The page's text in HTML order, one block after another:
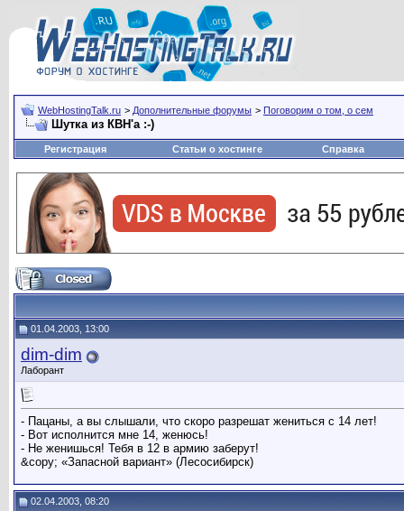
WebHostingTalk.ru > Дополнительные форумы > Поговорим о том, о сем
Шутка из КВН'а :-)
Регистрация Статьи о хостинге Справка
01.04.2003, 13:00
dim-dim
Лаборант
- Пацаны, а вы слышали, что скоро разрешат жениться с 14 лет!
- Вот исполнится мне 14, женюсь!
- Не женишься! Тебя в 12 в армию заберут!
&copy; «Запасной вариант» (Лесосибирск)
02.04.2003, 08:20